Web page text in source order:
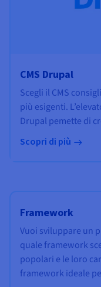
CMS Drupal
Scegli il CMS
più esigenti.
Drupal pemette di
Scopri di più
Framework
Vuoi sviluppare un
quale framework
popolari e le loro
framework ideale